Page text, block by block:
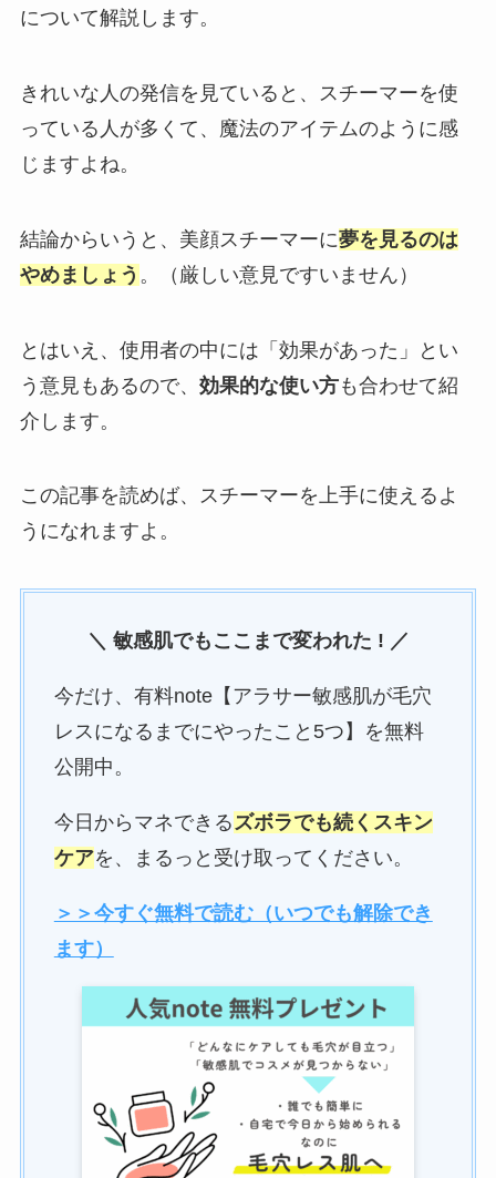
について解説します。
きれいな人の発信を見ていると、スチーマーを使
っている人が多くて、魔法のアイテムのように感
じますよね。
結論からいうと、美顔スチーマーに夢を見るのは
やめましょう 。（厳しい意見ですいません）
とはいえ、使用者の中には「効果があった」とい
う意見もあるので、 効果的な使い方も合わせて紹
介します。
この記事を読めば、スチーマーを上手に使えるよ
うになれますよ。
＼ 敏感肌でもここまで変われた ! ／
今だけ、有料note【アラサー敏感肌が毛穴
レスになるまでにやったこと5つ】を無料
公開中。
今日からマネできる ズボラでも続くスキン
ケアを、まるっと受け取ってください。
＞＞今すぐ無料で読む（いつでも解除でき
ます）